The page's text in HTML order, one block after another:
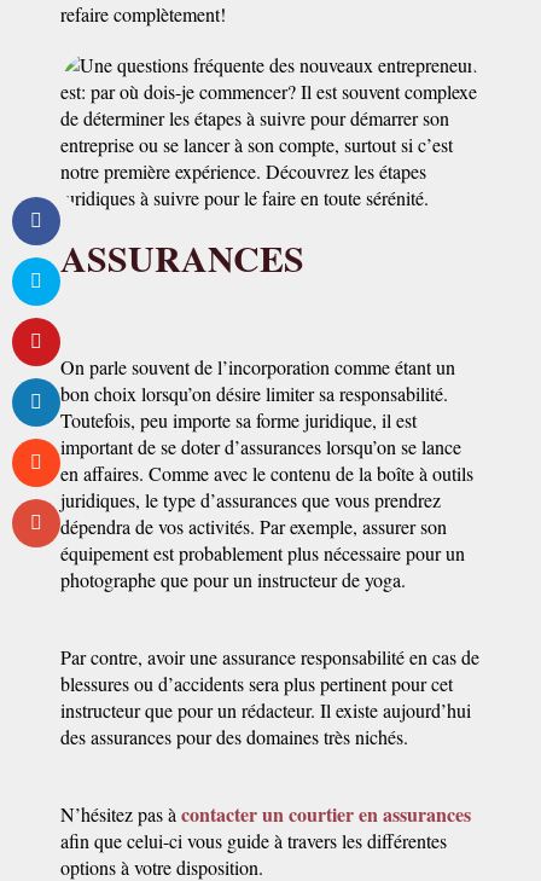
refaire complètement!
ASSURANCES
On parle souvent de l’incorporation comme étant un
bon choix lorsqu’on désire limiter sa responsabilité.
Toutefois, peu importe sa forme juridique, il est
important de se doter d’assurances lorsqu’on se lance
en affaires. Comme avec le contenu de la boîte à outils
juridiques, le type d’assurances que vous prendrez
dépendra de vos activités. Par exemple, assurer son
équipement est probablement plus nécessaire pour un
photographe que pour un instructeur de yoga.
Par contre, avoir une assurance responsabilité en cas de
blessures ou d’accidents sera plus pertinent pour cet
instructeur que pour un rédacteur. Il existe aujourd’hui
des assurances pour des domaines très nichés.
N’hésitez pas à contacter un courtier en assurances
afin que celui-ci vous guide à travers les différentes
options à votre disposition.